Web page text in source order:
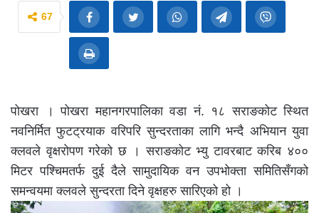
67
पोखरा । पोखरा महानगरपालिका वडा नं. १८ सराङकोट स्थित
नवनिर्मित फुटट्रयाक वरिपरि सुन्दरताका लागि भन्दै अभियान युवा
क्लवले वृक्षरोपण गरेको छ । सराङकोट भ्यु टावरबाट करिब ४००
मिटर पश्चिमतर्फ दुई दैले सामुदायिक वन उपभोक्ता समितिसँगको
समन्वयमा क्लवले सुन्दरता दिने वृक्षहरु सारिएको हो ।